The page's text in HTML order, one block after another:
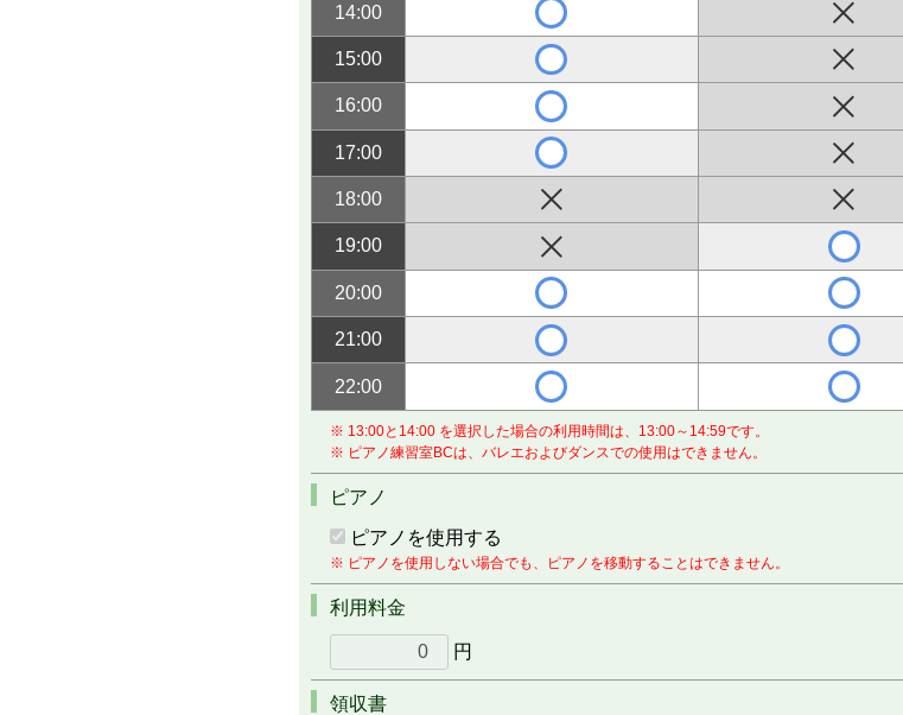
14:00
15:00
16:00
17:00
18:00
19:00
20:00
21:00
22:00
※ 13:00と14:00 を選択した場合の利用時間は、13:00～14:59です。
※ ピアノ練習室BCは、バレエおよびダンスでの使用はできません。
ピアノ
ピアノを使用する
※ ピアノを使用しない場合でも、ピアノを移動することはできません。
利用料金
円
領収書